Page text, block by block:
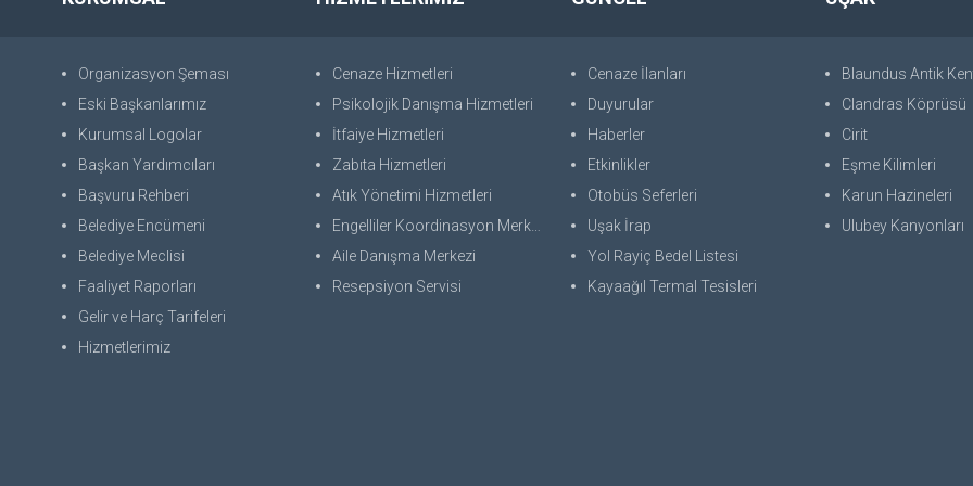
Organizasyon Şeması
Eski Başkanlarımız
Kurumsal Logolar
Başkan Yardımcıları
Başvuru Rehberi
Belediye Encümeni
Belediye Meclisi
Faaliyet Raporları
Gelir ve Harç Tarifeleri
Hizmetlerimiz
Cenaze Hizmetleri
Psikolojik Danışma Hizmetleri
İtfaiye Hizmetleri
Zabıta Hizmetleri
Atık Yönetimi Hizmetleri
Engelliler Koordinasyon Merkezi
Aile Danışma Merkezi
Resepsiyon Servisi
Cenaze İlanları
Duyurular
Haberler
Etkinlikler
Otobüs Seferleri
Uşak İrap
Yol Rayiç Bedel Listesi
Kayaağıl Termal Tesisleri
Blaundus Antik
Clandras Köprüsü
Cirit
Eşme Kilimleri
Karun Hazineleri
Ulubey Kanyonları